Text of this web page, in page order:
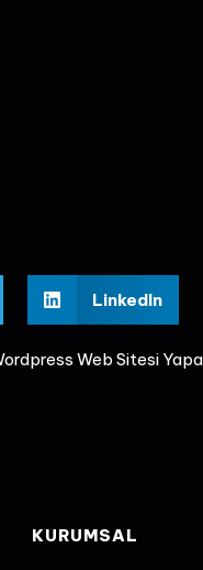
LinkedIn
Web Sitesi
KURUMSAL